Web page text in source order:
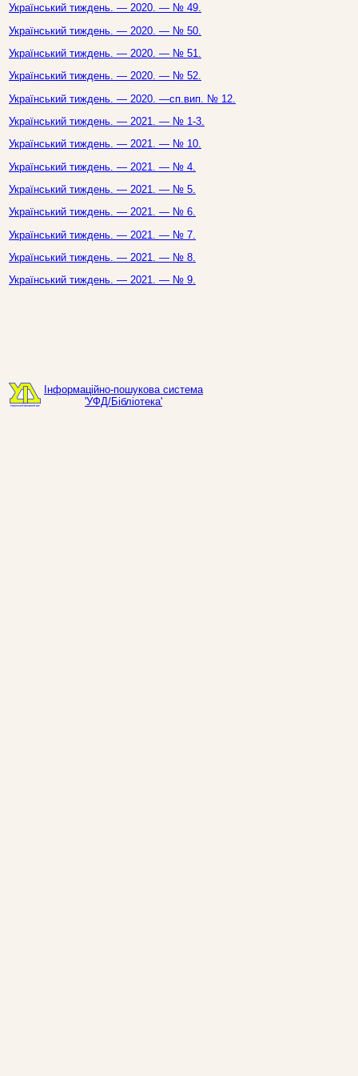
Український тиждень. — 2020. — № 49.
Український тиждень. — 2020. — № 50.
Український тиждень. — 2020. — № 51.
Український тиждень. — 2020. — № 52.
Український тиждень. — 2020. —сп.вип. № 12.
Український тиждень. — 2021. — № 1-3.
Український тиждень. — 2021. — № 10.
Український тиждень. — 2021. — № 4.
Український тиждень. — 2021. — № 5.
Український тиждень. — 2021. — № 6.
Український тиждень. — 2021. — № 7.
Український тиждень. — 2021. — № 8.
Український тиждень. — 2021. — № 9.
Інформаційно-пошукова система
'УФД/Бібліотека'